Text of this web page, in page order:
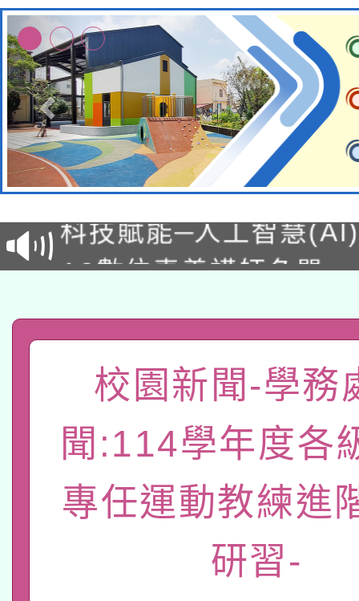
本館辦理115年度閱讀
暨閱讀推動專業研習
科技賦能─人工智慧
礎課程
A3數位素養講師名單
pilot」
有關大陸委員會函釋公
薪期間赴陸應申請許可
轉知經濟部水利署委託
業技術研究院辦理「
用水績優單位及節水達
動」
115年8月22日(星期六
桃園市孔廟祈福系列
開 智慧啟航」
2026年桃園地景藝術
「2026桃園藝術巡演
轉知教育部國民及學前
國立臺灣師範大學辦
本館辦理115年度閱讀
校園新聞-學務
聞:114學年度各
專任運動教練進
研習-